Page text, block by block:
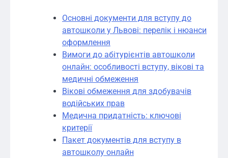
Основні документи для вступу до
автошколи у Львові: перелік і нюанси
оформлення
Вимоги до абітурієнтів автошколи
онлайн: особливості вступу, вікові та
медичні обмеження
Вікові обмеження для здобувачів
водійських прав
Медична придатність: ключові
критерії
Пакет документів для вступу в
автошколу онлайн